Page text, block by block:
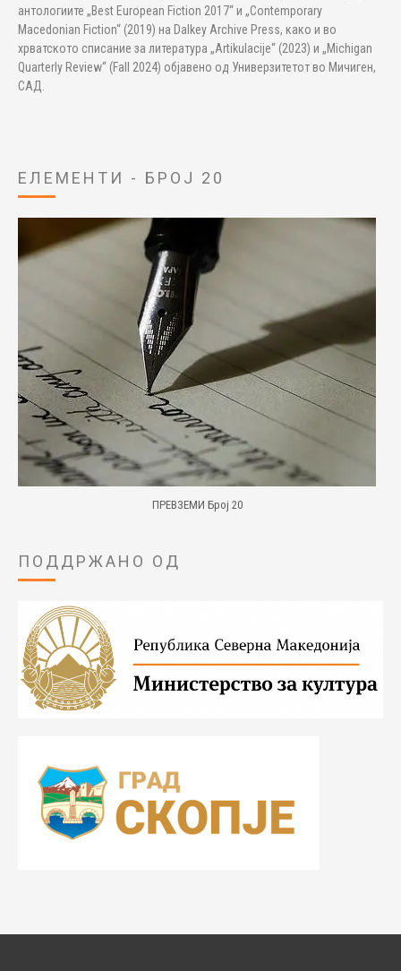
антологиите „Best European Fiction 2017“ и „Contemporary
Macedonian Fiction“ (2019) на Dalkey Archive Press, како и во
хрватското списание за литература „Artikulacije“ (2023) и „Michigan
Quarterly Review“ (Fall 2024) објавено од Универзитетот во Мичиген,
САД.
ЕЛЕМЕНТИ - БРОЈ 20
ПРЕВЗЕМИ Број 20
ПОДДРЖАНО ОД